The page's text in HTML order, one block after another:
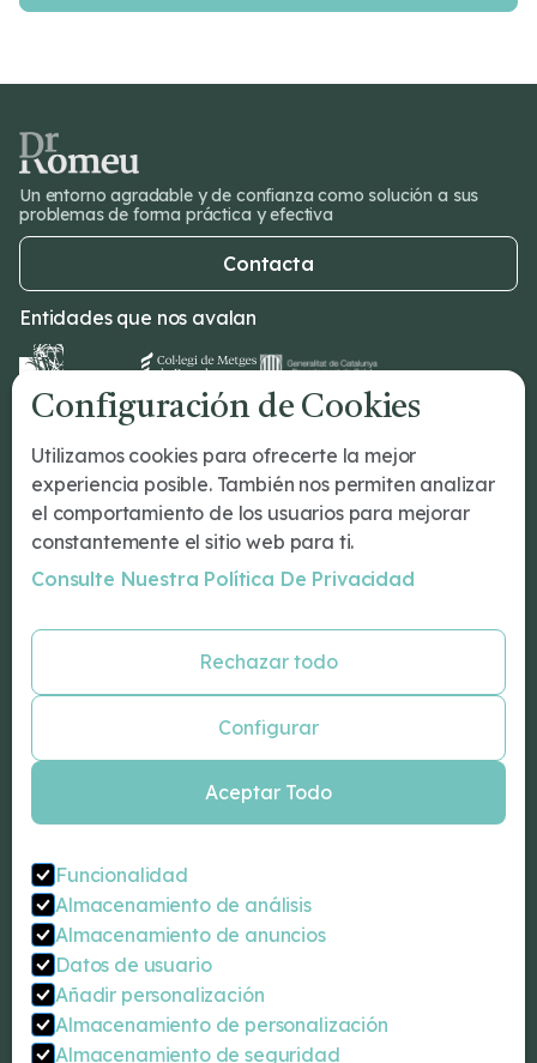
Un entorno agradable y de confianza como solución a sus
problemas de forma práctica y efectiva
Contacta
Entidades que nos avalan
Dr Romeu
¿Tu primera cita?
Tratamientos
Conócenos
Blog
Psiquiatría Barcelona
Neuropsicología Barcelona
Psicologo infantil Barcelona
Coaching personal Barcelona
Contacta
Carrer de Balmes, 92, 2-1 (BCN)
932 07 18 00
info@drromeu.net
Configuración de Cookies
Utilizamos cookies para ofrecerte la mejor
experiencia posible. También nos permiten analizar
el comportamiento de los usuarios para mejorar
constantemente el sitio web para ti.
Consulte Nuestra Política De Privacidad
Rechazar todo
Configurar
Aceptar Todo
Funcionalidad
Almacenamiento de análisis
Almacenamiento de anuncios
Datos de usuario
Añadir personalización
Almacenamiento de personalización
Almacenamiento de seguridad